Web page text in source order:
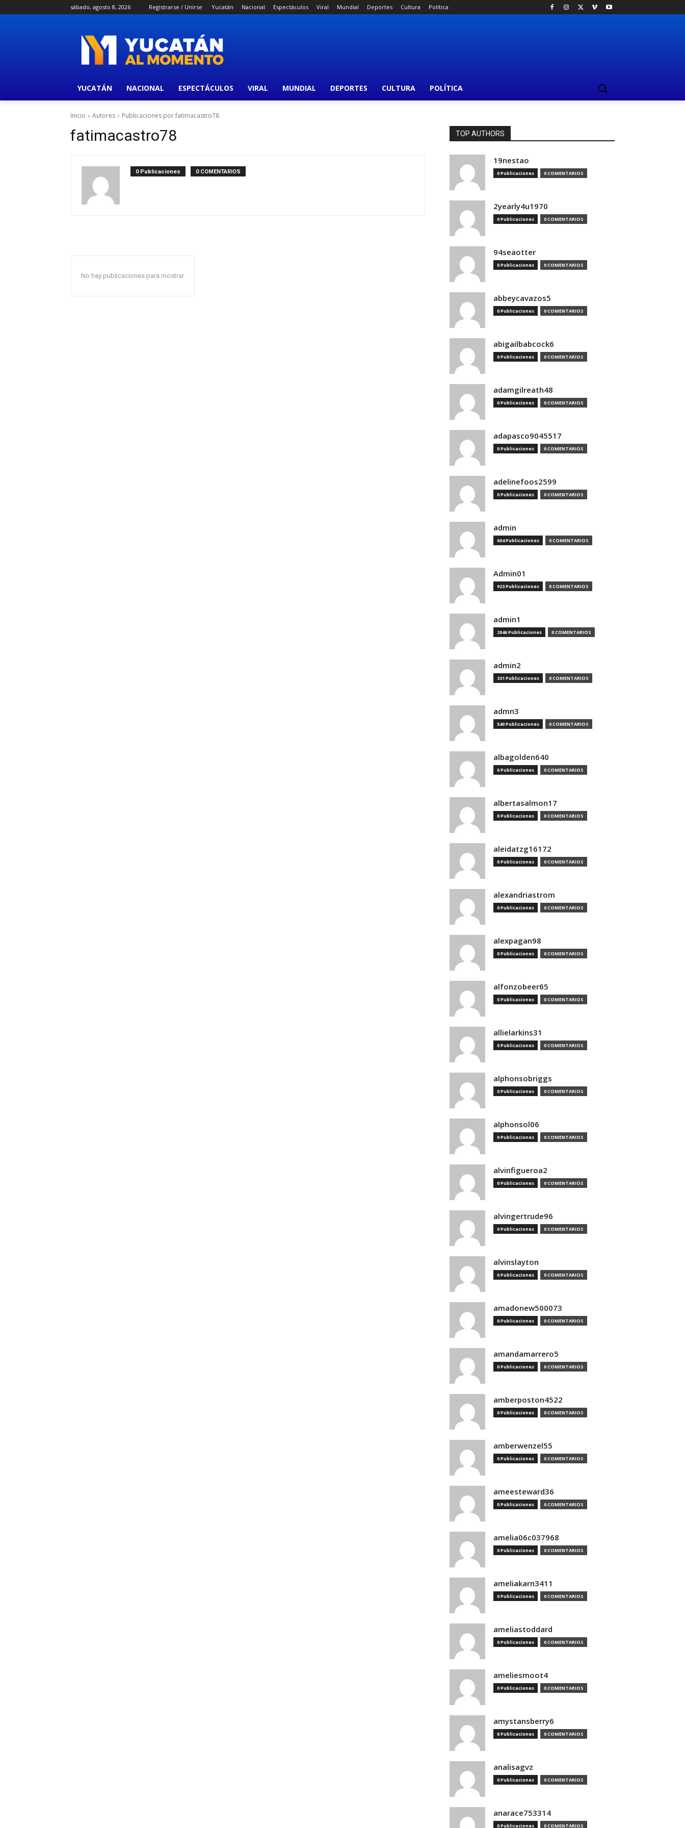
sábado, agosto 8, 2026 Registrarse / Unirse Yucatán Nacional Espectáculos Viral Mundial Deportes Cultura Política
YUCATÁN NACIONAL ESPECTÁCULOS VIRAL MUNDIAL DEPORTES CULTURA POLÍTICA
Inicio Autores Publicaciones por fatimacastro78
fatimacastro78
0 Publicaciones 0 COMENTARIOS
No hay publicaciones para mostrar
TOP AUTHORS
19nestao
0 Publicaciones 0 COMENTARIOS
2yearly4u1970
0 Publicaciones 0 COMENTARIOS
94seaotter
0 Publicaciones 0 COMENTARIOS
abbeycavazos5
0 Publicaciones 0 COMENTARIOS
abigailbabcock6
0 Publicaciones 0 COMENTARIOS
adamgilreath48
0 Publicaciones 0 COMENTARIOS
adapasco9045517
0 Publicaciones 0 COMENTARIOS
adelinefoos2599
0 Publicaciones 0 COMENTARIOS
admin
604 Publicaciones 0 COMENTARIOS
Admin01
923 Publicaciones 0 COMENTARIOS
admin1
2046 Publicaciones 0 COMENTARIOS
admin2
331 Publicaciones 0 COMENTARIOS
admn3
540 Publicaciones 0 COMENTARIOS
albagolden640
0 Publicaciones 0 COMENTARIOS
albertasalmon17
0 Publicaciones 0 COMENTARIOS
aleidatzg16172
0 Publicaciones 0 COMENTARIOS
alexandriastrom
0 Publicaciones 0 COMENTARIOS
alexpagan98
0 Publicaciones 0 COMENTARIOS
alfonzobeer65
0 Publicaciones 0 COMENTARIOS
allielarkins31
0 Publicaciones 0 COMENTARIOS
alphonsobriggs
0 Publicaciones 0 COMENTARIOS
alphonsol06
0 Publicaciones 0 COMENTARIOS
alvinfigueroa2
0 Publicaciones 0 COMENTARIOS
alvingertrude96
0 Publicaciones 0 COMENTARIOS
alvinslayton
0 Publicaciones 0 COMENTARIOS
amadonew500073
0 Publicaciones 0 COMENTARIOS
amandamarrero5
0 Publicaciones 0 COMENTARIOS
amberposton4522
0 Publicaciones 0 COMENTARIOS
amberwenzel55
0 Publicaciones 0 COMENTARIOS
ameesteward36
0 Publicaciones 0 COMENTARIOS
amelia06c037968
0 Publicaciones 0 COMENTARIOS
ameliakarn3411
0 Publicaciones 0 COMENTARIOS
ameliastoddard
0 Publicaciones 0 COMENTARIOS
ameliesmoot4
0 Publicaciones 0 COMENTARIOS
amystansberry6
0 Publicaciones 0 COMENTARIOS
analisagvz
0 Publicaciones 0 COMENTARIOS
anarace753314
0 Publicaciones 0 COMENTARIOS